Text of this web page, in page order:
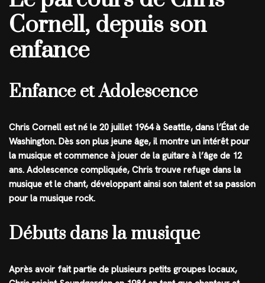
Cornell, depuis son
enfance
Enfance et Adolescence
Chris Cornell est né le 20 juillet 1964 à Seattle, dans l’État de
Washington. Dès son plus jeune âge, il montre un intérêt pour
la musique et commence à jouer de la guitare à l’âge de 12
ans. Adolescence compliquée, Chris trouve refuge dans la
musique et le chant, développant ainsi son talent et sa passion
pour la musique rock.
Débuts dans la musique
Après avoir fait partie de plusieurs petits groupes locaux,